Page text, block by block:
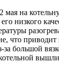
мая на
низкого
что
за большой